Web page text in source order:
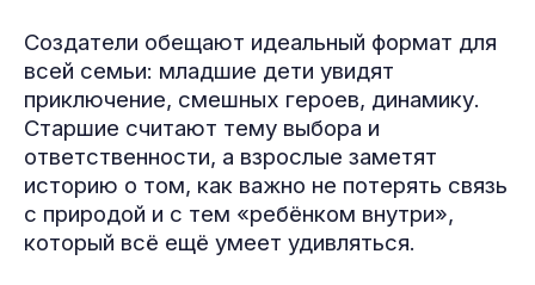
Создатели обещают идеальный формат для
всей семьи: младшие дети увидят
приключение, смешных героев, динамику.
Старшие считают тему выбора и
ответственности, а взрослые заметят
историю о том, как важно не потерять связь
с природой и с тем «ребёнком внутри»,
который всё ещё умеет удивляться.